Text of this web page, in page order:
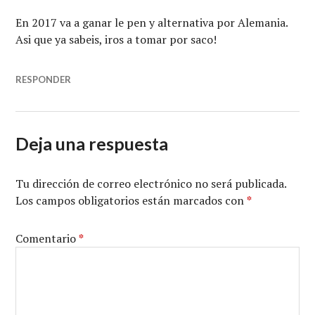
En 2017 va a ganar le pen y alternativa por Alemania.
Asi que ya sabeis, iros a tomar por saco!
RESPONDER
Deja una respuesta
Tu dirección de correo electrónico no será publicada.
Los campos obligatorios están marcados con*
Comentario*